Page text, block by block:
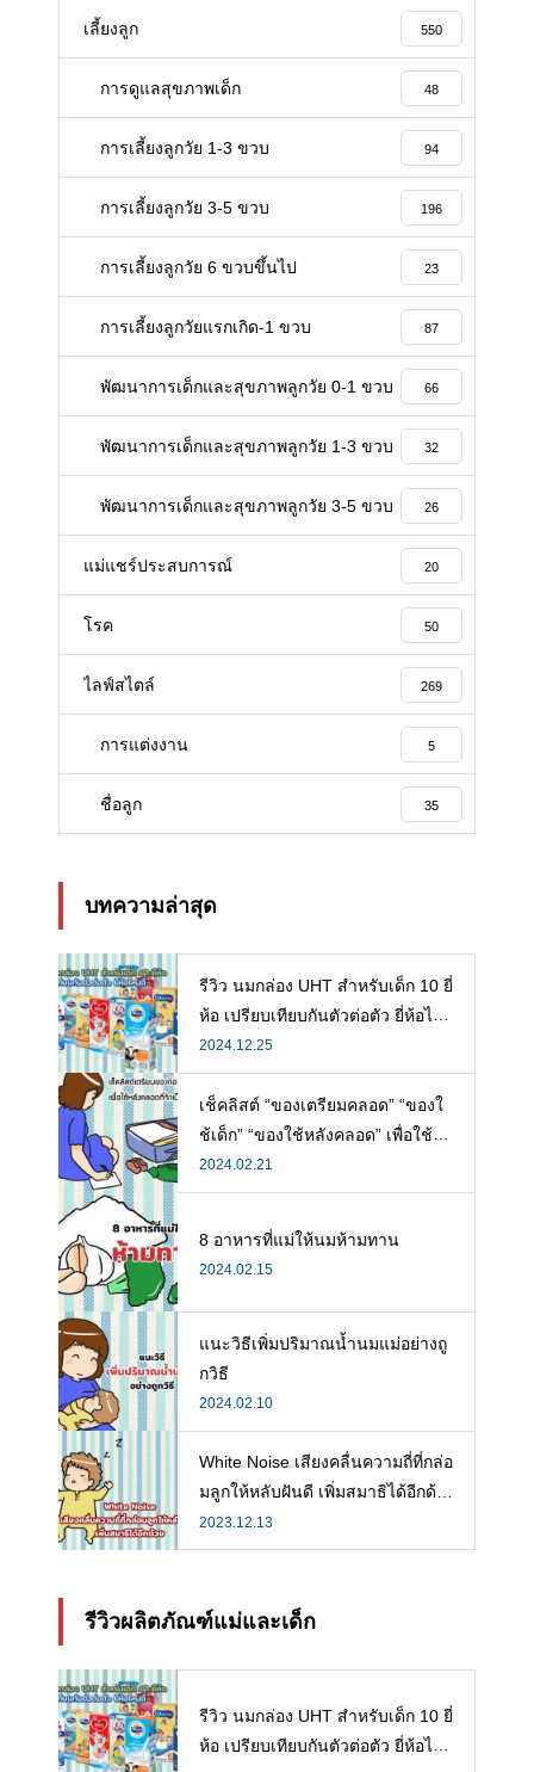
เลี้ยงลูก 550
การดูแลสุขภาพเด็ก 48
การเลี้ยงลูกวัย 1-3 ขวบ 94
การเลี้ยงลูกวัย 3-5 ขวบ 196
การเลี้ยงลูกวัย 6 ขวบขึ้นไป 23
การเลี้ยงลูกวัยแรกเกิด-1 ขวบ 87
พัฒนาการเด็กและสุขภาพลูกวัย 0-1 ขวบ 66
พัฒนาการเด็กและสุขภาพลูกวัย 1-3 ขวบ 32
พัฒนาการเด็กและสุขภาพลูกวัย 3-5 ขวบ 26
แม่แชร์ประสบการณ์ 20
โรค 50
ไลฟ์สไตล์ 269
การแต่งงาน 5
ชื่อลูก 35
บทความล่าสุด
รีวิว นมกล่อง UHT สำหรับเด็ก 10 ยี่
ห้อ เปรียบเทียบกันตัวต่อตัว ยี่ห้อไห
นดี พร้อมแนะวิธีการเลือกนมกล่องใ
ห้ลูก
2024.12.25
เช็คลิสต์ “ของเตรียมคลอด” “ของใ
ช้เด็ก” “ของใช้หลังคลอด” เพื่อใช้ห
ลังคลอดที่จำเป็น
2024.02.21
8 อาหารที่แม่ให้นมห้ามทาน
2024.02.15
แนะวิธีเพิ่มปริมาณน้ำนมแม่อย่างถู
กวิธี
2024.02.10
White Noise เสียงคลื่นความถี่ที่กล่อ
มลูกให้หลับฝันดี เพิ่มสมาธิได้อีกด้ว
ย
2023.12.13
รีวิวผลิตภัณฑ์แม่และเด็ก
รีวิว นมกล่อง UHT สำหรับเด็ก 10 ยี่
ห้อ เปรียบเทียบกันตัวต่อตัว ยี่ห้อไห